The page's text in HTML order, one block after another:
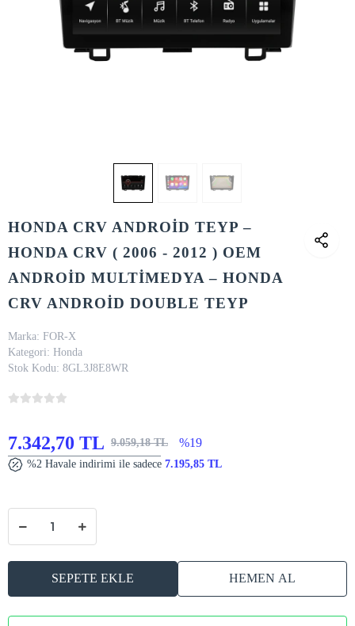
HONDA CRV ANDROİD TEYP –
HONDA CRV ( 2006 - 2012 ) OEM
ANDROİD MULTİMEDYA – HONDA
CRV ANDROİD DOUBLE TEYP
Marka: FOR-X
Kategori: Honda
Stok Kodu: 8GL3J8E8WR
7.342,70 TL 9.059,18 TL %19
%2 Havale indirimi ile sadece 7.195,85 TL
SEPETE EKLE HEMEN AL